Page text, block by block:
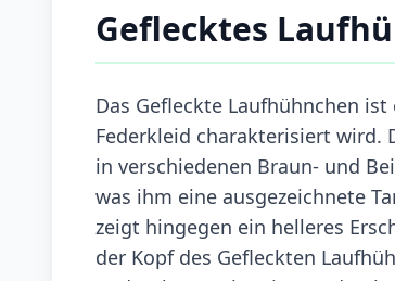
Geflecktes
Das Gefleckte Laufhühnchen
Federkleid charakterisiert wird.
in verschiedenen Braun- und
was ihm eine ausgezeichnete
zeigt hingegen ein helleres
der Kopf des Gefleckten